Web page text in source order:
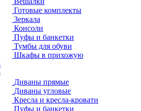
Готовые комплекты
Зеркала
Консоли
Пуфы и банкетки
Тумбы для обуви
Шкафы в прихожую
Диваны прямые
Диваны угловые
Кресла и кресла-кровати
Пуфы и банкетки